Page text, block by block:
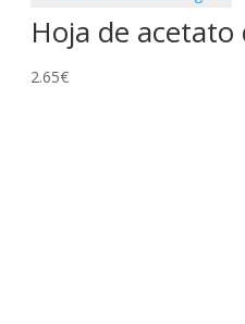
Hoja de acetato
2.65€